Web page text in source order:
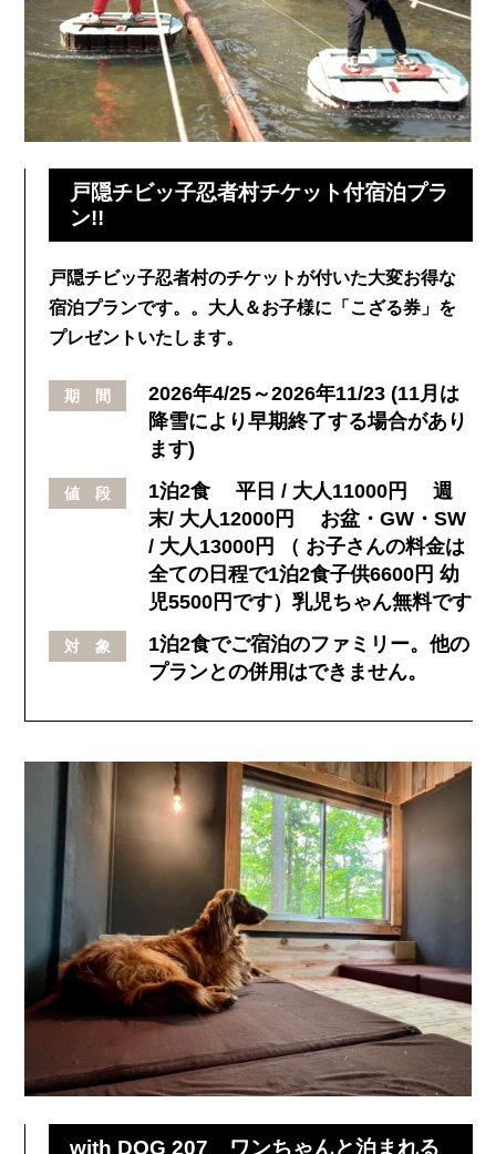
戸隠チビッ子忍者村チケット付宿泊プラ
ン!!
戸隠チビッ子忍者村のチケットが付いた大変お得な
宿泊プランです。。大人＆お子様に「こざる券」を
プレゼントいたします。
期 間
2026年4/25～2026年11/23 (11月は
降雪により早期終了する場合があり
ます)
値 段
1泊2食 平日 / 大人11000円 週
末/ 大人12000円 お盆・GW・SW
/ 大人13000円 （ お子さんの料金は
全ての日程で1泊2食子供6600円 幼
児5500円です）乳児ちゃん無料です
対 象
1泊2食でご宿泊のファミリー。他の
プランとの併用はできません。
with DOG 207 ワンちゃんと泊まれる